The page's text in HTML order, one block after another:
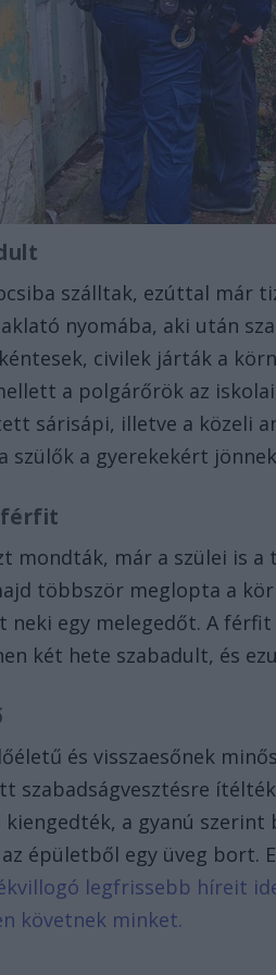
szálltak, ezúttal már
nyomába, aki után
civilek járták a
a polgárőrök az
sárisápi, illetve a közeli
szülők a gyerekekért
férfit
mondták, már a szülei is
többször meglopta a
egy melegedőt. A
két hete szabadult, és
és visszaesőnek
szabadságvesztésre
a gyanú
épületből egy üveg bort.
legfrissebb híreit
követnek minket.